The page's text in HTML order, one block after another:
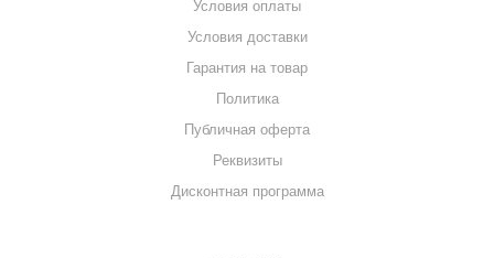
Условия оплаты
Условия доставки
Гарантия на товар
Политика
Публичная оферта
Реквизиты
Дисконтная программа